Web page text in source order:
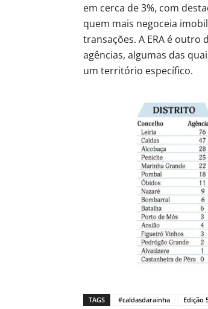
em cerca de 3%, com
quem mais negoceia
transações. A ERA é outro
agências, algumas das
um território específico.
TAGS #caldasdarainha Edição